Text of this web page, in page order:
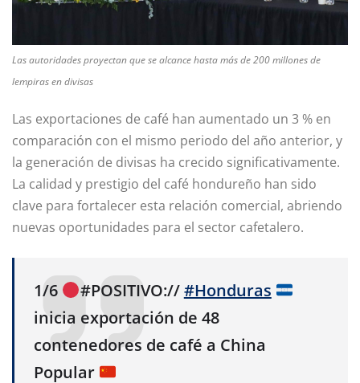
Las autoridades proyectan que se alcance hasta más de 200 millones de
lempiras en divisas
Las exportaciones de café han aumentado un 3 % en
comparación con el mismo periodo del año anterior, y
la generación de divisas ha crecido significativamente.
La calidad y prestigio del café hondureño han sido
clave para fortalecer esta relación comercial, abriendo
nuevas oportunidades para el sector cafetalero.
1/6 #POSITIVO://#Honduras
inicia exportación de 48
contenedores de café a China
Popular